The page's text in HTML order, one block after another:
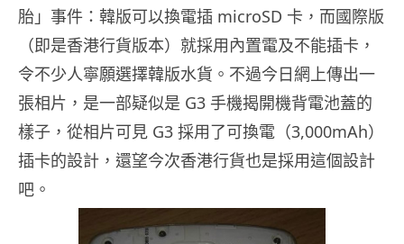
胎」事件：韓版可以換電插 microSD 卡，而國際版
（即是香港行貨版本）就採用內置電及不能插卡，
令不少人寧願選擇韓版水貨。不過今日網上傳出一
張相片，是一部疑似是 G3 手機揭開機背電池蓋的
樣子，從相片可見 G3 採用了可換電（3,000mAh）
插卡的設計，還望今次香港行貨也是採用這個設計
吧。